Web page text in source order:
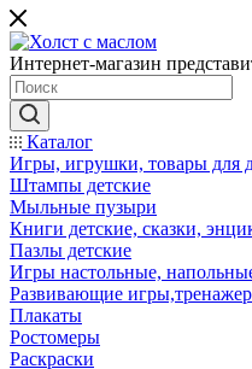
Интернет-магазин
Каталог
Игры, игрушки, товары для
Штампы детские
Мыльные пузыри
Книги детские, сказки,
Пазлы детские
Игры настольные,
Развивающие
Плакаты
Ростомеры
Раскраски